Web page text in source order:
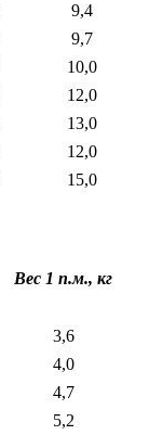
9,4
9,7
10,0
12,0
13,0
12,0
15,0
Вес 1 п.м., кг
3,6
4,0
4,7
5,2